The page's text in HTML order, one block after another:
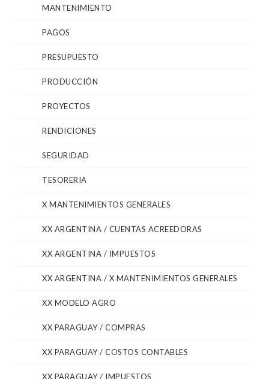
MANTENIMIENTO
PAGOS
PRESUPUESTO
PRODUCCIÓN
PROYECTOS
RENDICIONES
SEGURIDAD
TESORERIA
X MANTENIMIENTOS GENERALES
XX ARGENTINA / CUENTAS ACREEDORAS
XX ARGENTINA / IMPUESTOS
XX ARGENTINA / X MANTENIMIENTOS GENERALES
XX MODELO AGRO
XX PARAGUAY / COMPRAS
XX PARAGUAY / COSTOS CONTABLES
XX PARAGUAY / IMPUESTOS